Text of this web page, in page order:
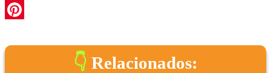
WhatsApp
Relacionados: